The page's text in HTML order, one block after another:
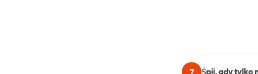
7 Śpij, gdy tylko